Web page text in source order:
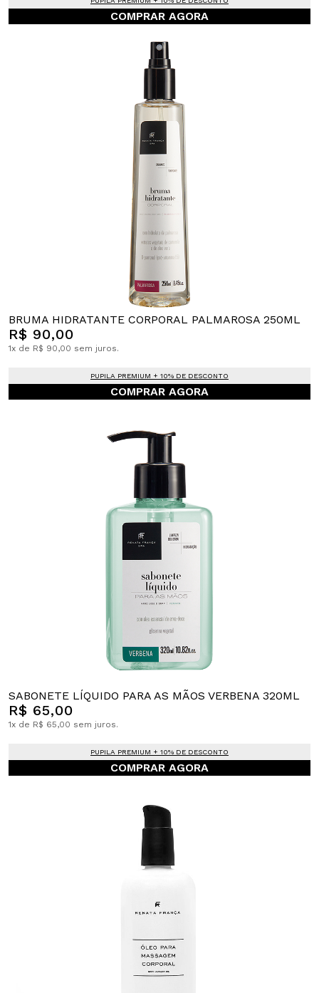
COMPRAR AGORA
BRUMA HIDRATANTE CORPORAL PALMAROSA 250ML
R$ 90,00
1x de R$ 90,00 sem juros.
PUPILA PREMIUM + 10% DE DESCONTO
COMPRAR AGORA
SABONETE LÍQUIDO PARA AS MÃOS VERBENA 320ML
R$ 65,00
1x de R$ 65,00 sem juros.
PUPILA PREMIUM + 10% DE DESCONTO
COMPRAR AGORA